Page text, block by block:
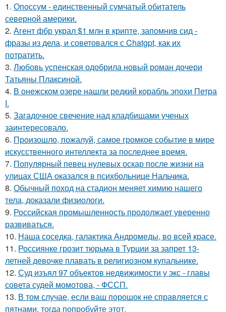
1. Опоссум - единственный сумчатый обитатель
северной америки.
2. Агент фбр украл $1 млн в крипте, запомнив сид -
фразы из дела, и советовался с Chatgpt, как их
потратить.
3. Любовь успенская одобрила новый роман дочери
Татьяны Плаксиной.
4. В онежском озере нашли редкий корабль эпохи Петра
I.
5. Загадочное свечение над кладбищами ученых
заинтересовало.
6. Произошло, пожалуй, самое громкое событие в мире
искусственного интеллекта за последнее время.
7. Популярный певец нулевых оскар после жизни на
улицах США оказался в психбольнице Нальчика.
8. Обычный поход на стадион меняет химию нашего
тела, доказали физиологи.
9. Российская промышленность продолжает уверенно
развиваться.
10. Наша соседка, галактика Андромеды, во всей красе.
11. Россиянке грозит тюрьма в Турции за запрет 13-
летней девочке плавать в религиозном купальнике.
12. Суд изъял 97 объектов недвижимости у экс - главы
совета судей момотова, - ФССП.
13. В том случае, если ваш порошок не справляется с
пятнами, тогда попробуйте этот.